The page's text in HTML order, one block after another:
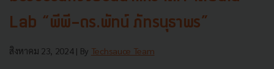
Lab “พีพี-ดร.พัทน์ ภัทรนุธาพร”
สิงหาคม 23, 2024 | By Techsauce Team